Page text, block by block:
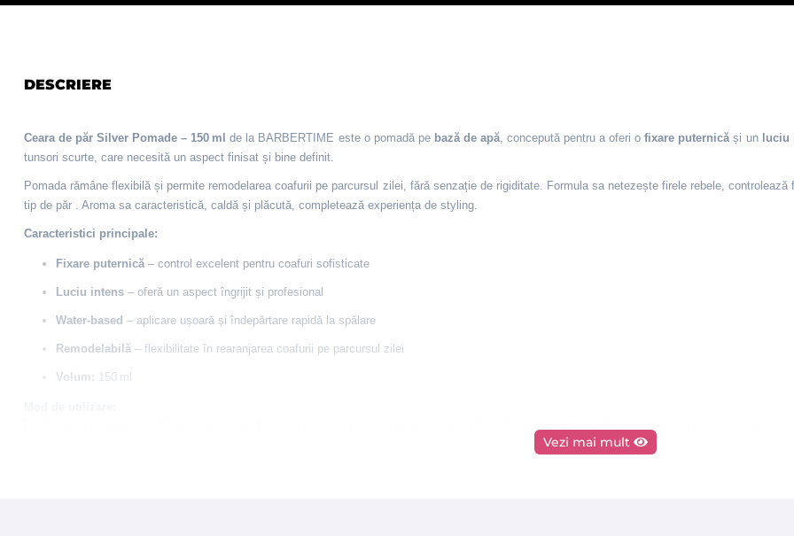
DESCRIERE
Ceara de păr Silver Pomade – 150 ml de la BARBERTIME este o pomadă pe bază de apă, concepută pentru a oferi ofixare puternică și un luciu
tunsori scurte, care necesită un aspect finisat și bine definit.
Pomada rămâne flexibilă și permite remodelarea coafurii pe parcursul zilei, fără senzație de rigiditate. Formula sa netezește firele rebele,
tip de păr. Aroma sa caracteristică, caldă și plăcută, completează experiența de styling.
Caracteristici principale:
Fixare puternică– control excelent pentru coafuri sofisticate
Luciu intens– oferă un aspect îngrijit și profesional
Water‑based – aplicare ușoară și îndepărtare rapidă la spălare
Remodelabilă– flexibilitate în rearanjarea coafurii pe parcursul zilei
Volum: 150 ml
Vezi mai mult